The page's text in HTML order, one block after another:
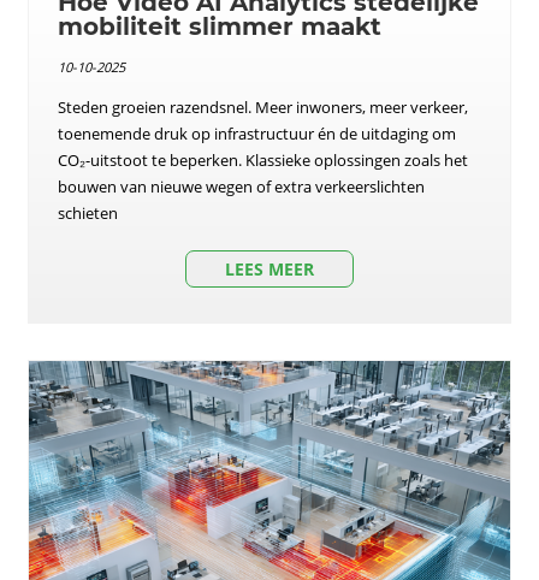
mobiliteit slimmer maakt
10-10-2025
Steden groeien razendsnel. Meer inwoners, meer verkeer,
toenemende druk op infrastructuur én de uitdaging om
CO₂-uitstoot te beperken. Klassieke oplossingen zoals het
bouwen van nieuwe wegen of extra verkeerslichten
schieten
LEES MEER